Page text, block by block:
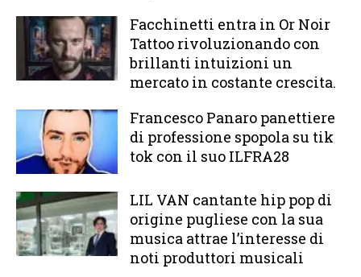
Facchinetti entra in Or Noir
Tattoo rivoluzionando con
brillanti intuizioni un
mercato in costante crescita.
Francesco Panaro panettiere
di professione spopola su tik
tok con il suo ILFRA28
LIL VAN cantante hip pop di
origine pugliese con la sua
musica attrae l’interesse di
noti produttori musicali